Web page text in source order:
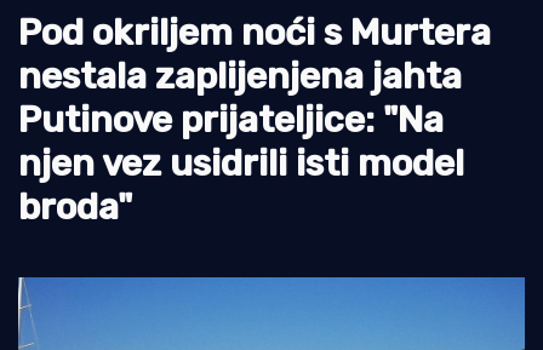
Pomorstvo
Ribolov
Ekologija
Tradicija i kultura
Pod okriljem noći s Murtera
nestala zaplijenjena jahta
Putinove prijateljice: "Na
njen vez usidrili isti model
broda"